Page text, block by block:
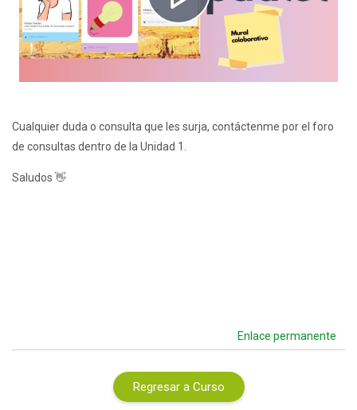
Reproducir
Vídeo
Cualquier duda o consulta que les surja, contáctenme por el foro
de consultas dentro de la Unidad 1.
Saludos 👋
Enlace permanente
Regresar a Curso